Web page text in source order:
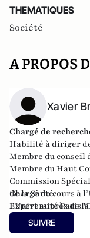
THEMATIQUES
Société
A PROPOS
Xavier
Chargé de
Habilité à diriger
Membre du conseil
Membre du Haut
Commission
de la Santé.
Expert auprès de la
la MILDT, de l’ANR,
Chargé de cours à
l’Université Paris
SUIVRE